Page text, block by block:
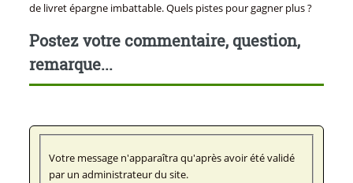
de livret épargne imbattable. Quels pistes pour gagner plus ?
Postez votre commentaire, question,
remarque...
Votre message n'apparaîtra qu'après avoir été validé
par un administrateur du site.